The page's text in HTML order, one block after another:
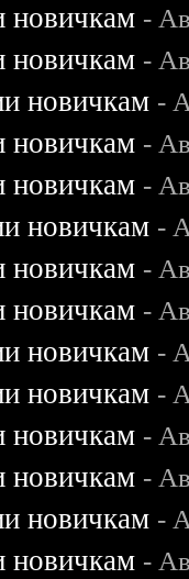
новичкам -
новичкам -
новичкам -
новичкам -
новичкам -
новичкам -
новичкам -
новичкам -
новичкам -
новичкам -
новичкам -
новичкам -
новичкам -
новичкам -